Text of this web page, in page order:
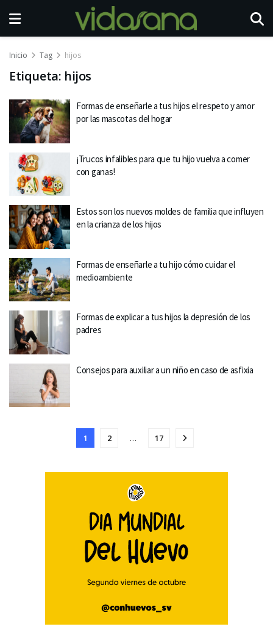
Inicio Tag hijos
Etiqueta: hijos
Formas de enseñarle a tus hijos el respeto y amor
por las mascotas del hogar
¡Trucos infalibles para que tu hijo vuelva a comer
con ganas!
Estos son los nuevos moldes de familia que influyen
en la crianza de los hijos
Formas de enseñarle a tu hijo cómo cuidar el
medioambiente
Formas de explicar a tus hijos la depresión de los
padres
Consejos para auxiliar a un niño en caso de asfixia
1 2 … 17